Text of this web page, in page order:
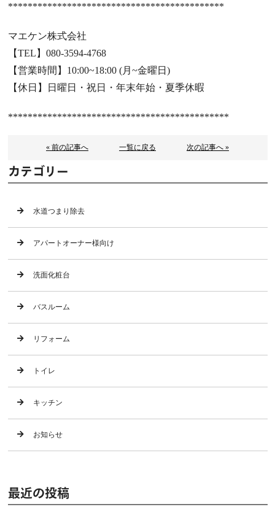
********************************************
マエケン株式会社
【TEL】080-3594-4768
【営業時間】10:00~18:00 (月~金曜日)
【休日】日曜日・祝日・年末年始・夏季休暇
*********************************************
« 前の記事へ 一覧に戻る 次の記事へ »
カテゴリー
水道つまり除去
アパートオーナー様向け
洗面化粧台
バスルーム
リフォーム
トイレ
キッチン
お知らせ
最近の投稿